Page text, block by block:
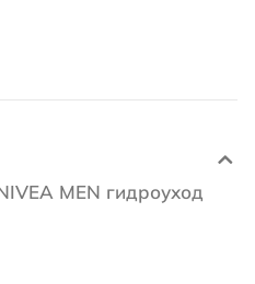
MEN гидроуход